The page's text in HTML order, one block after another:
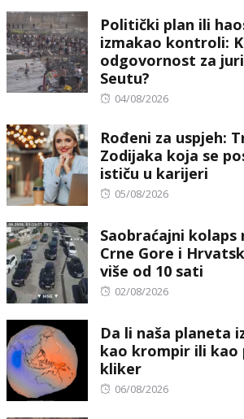
Politički plan ili
izmakao kontroli:
odgovornost za
Seutu?
Posted
04/08/2026
Rođeni za uspjeh:
Zodijaka koja se
ističu u karijeri
Posted
05/08/2026
Saobraćajni kolaps
Crne Gore i
više od 10 sati
Posted
02/08/2026
Da li naša planeta
kao krompir ili kao
kliker
Posted
06/08/2026